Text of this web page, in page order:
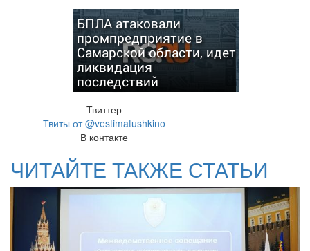
БПЛА атаковали
промпредприятие в
Самарской области, идет
ликвидация
последствий
Твиттер
Твиты от @vestimatushkino
В контакте
ЧИТАЙТЕ ТАКЖЕ СТАТЬИ